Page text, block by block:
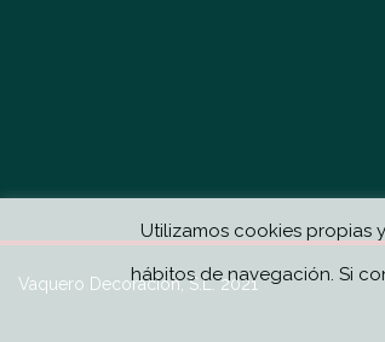
Vaquero Decoración, S.L. 2021
Utilizamos cookies propias
hábitos de navegación. Si